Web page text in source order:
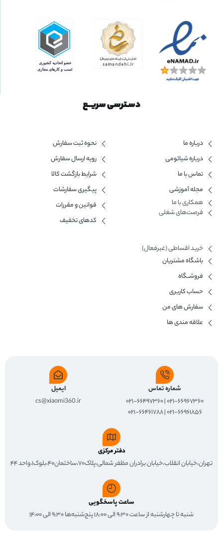
دسـترسی سریــع
درباره ما
درباره شیائومی
تماس با ما
مجله آموزشی
همکاری با ما​
فرصت‌های شغلی
نحوه ثبت سفارش
رویه ارسال سفارش
شرایط بازگشت کالا
پیگیری سفارشات
قوانین و مقررات
کدهای تخفیف
خرید اقساطی (غیرفعال)
باشگاه مشتریان
فروشــگاه
حساب کاربری
سفارش های من
علاقه مندی ها
شماره تماس
۰۲۱-۶۶۹۶۷۳۶۰ | ۰۲۱-۶۶۴۹۷۳۶۰
۰۲۱-۶۶۹۶۱۸۵۶ | ۰۲۱-۶۶۴۶۱۷۸۸
ایمیل
cs@xiaomi360.ir
دفتر مرکزی
تهران،خیابان انقلاب،خیابان برادران مظفر شمالی،پلاک۷۰،ساختمان۴۰،بلوک۱،واحد ۴۴
ساعت پاسخگویی
شنبه تا چهارشنبه از ساعت ۹:۳۰ الی ۱۸:۰۰ پنج‌شنبه‌ها ۹:۳۰ الی ۱۴:۰۰